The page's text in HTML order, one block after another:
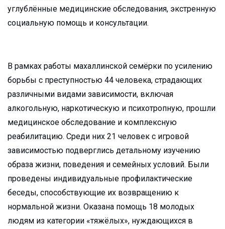
углублённые медицинские обследования, экстренную
социальную помощь и консультации.
В рамках работы махаллинской семёрки по усилению
борьбы с преступностью 44 человека, страдающих
различными видами зависимости, включая
алкогольную, наркотическую и психотропную, прошли
медицинское обследование и комплексную
реабилитацию. Среди них 21 человек с игровой
зависимостью подверглись детальному изучению
образа жизни, поведения и семейных условий. Были
проведены индивидуальные профилактические
беседы, способствующие их возвращению к
нормальной жизни. Оказана помощь 18 молодых
людям из категории «тяжёлых», нуждающихся в